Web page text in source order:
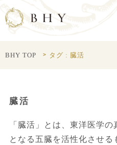
BHY TOP タグ : 臓活
臓活
「臓活」とは、東洋医学
となる五臓を活性化させ